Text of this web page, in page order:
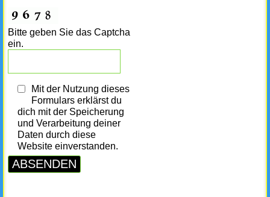
Bitte geben Sie das Captcha
ein.
Mit der Nutzung dieses
Formulars erklärst du
dich mit der Speicherung
und Verarbeitung deiner
Daten durch diese
Website einverstanden.